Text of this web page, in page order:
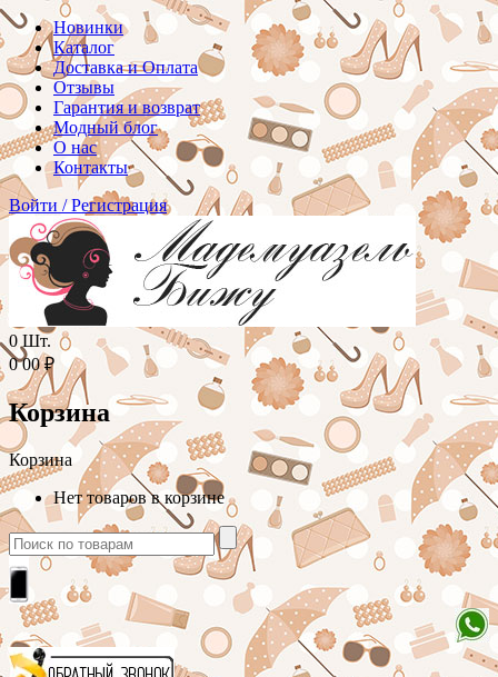
Новинки
Каталог
Доставка и Оплата
Отзывы
Гарантия и возврат
Модный блог
О нас
Контакты
Войти /Регистрация
0 Шт.
0 00 ₽
Корзина
Корзина
Нет товаров в корзине